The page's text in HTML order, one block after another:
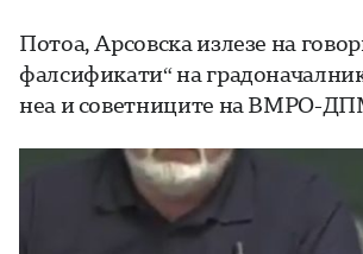
Потоа, Арсовска излезе на
фалсификати“ на
неа и советниците на ВМРО-